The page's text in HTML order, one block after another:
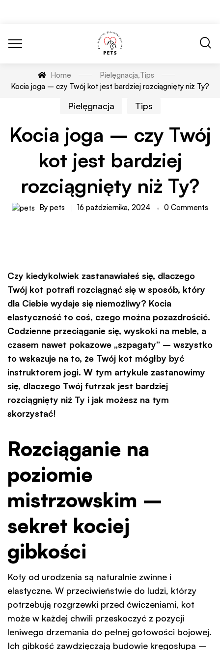
Home Pielęgnacja,Tips
Kocia joga – czy Twój kot jest bardziej rozciągnięty niż Ty?
Pielęgnacja Tips
Kocia joga – czy Twój
kot jest bardziej
rozciągnięty niż Ty?
By pets 16 października, 2024 0 Comments
Czy kiedykolwiek zastanawiałeś się, dlaczego
Twój kot potrafi rozciągnąć się w sposób, który
dla Ciebie wydaje się niemożliwy? Kocia
elastyczność to coś, czego można pozazdrościć.
Codzienne przeciąganie się, wyskoki na meble, a
czasem nawet pokazowe „szpagaty” – wszystko
to wskazuje na to, że Twój kot mógłby być
instruktorem jogi. W tym artykule zastanowimy
się, dlaczego Twój futrzak jest bardziej
rozciągnięty niż Ty i jak możesz na tym
skorzystać!
Rozciąganie na
poziomie
mistrzowskim –
sekret kociej
gibkości
Koty od urodzenia są naturalnie zwinne i
elastyczne. W przeciwieństwie do ludzi, którzy
potrzebują rozgrzewki przed ćwiczeniami, kot
może w każdej chwili przeskoczyć z pozycji
leniwego drzemania do pełnej gotowości bojowej.
Ich gibkość zawdzięczają budowie kręgosłupa –